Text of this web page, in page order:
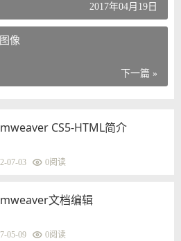
2017年04月19日
像
下一篇 »
CS5-HTML简介
07-03 0阅读
文档编辑
05-09 0阅读